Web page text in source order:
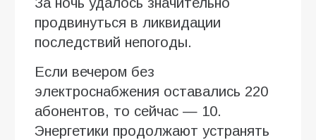
продвинуться в ликвидации
последствий непогоды.
Если вечером без
электроснабжения оставались 220
абонентов, то сейчас — 10.
Энергетики продолжают устранять